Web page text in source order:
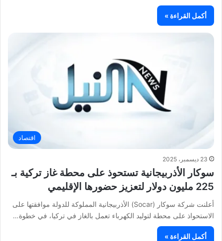
أكمل القراءة »
اقتصاد
23 ديسمبر، 2025
سوكار الأذربيجانية تستحوذ على محطة غاز تركية بـ
225 مليون دولار لتعزيز حضورها الإقليمي
أعلنت شركة سوكار (Socar) الأذربيجانية المملوكة للدولة موافقتها على
الاستحواذ على محطة لتوليد الكهرباء تعمل بالغاز في تركيا، في خطوة…
أكمل القراءة »